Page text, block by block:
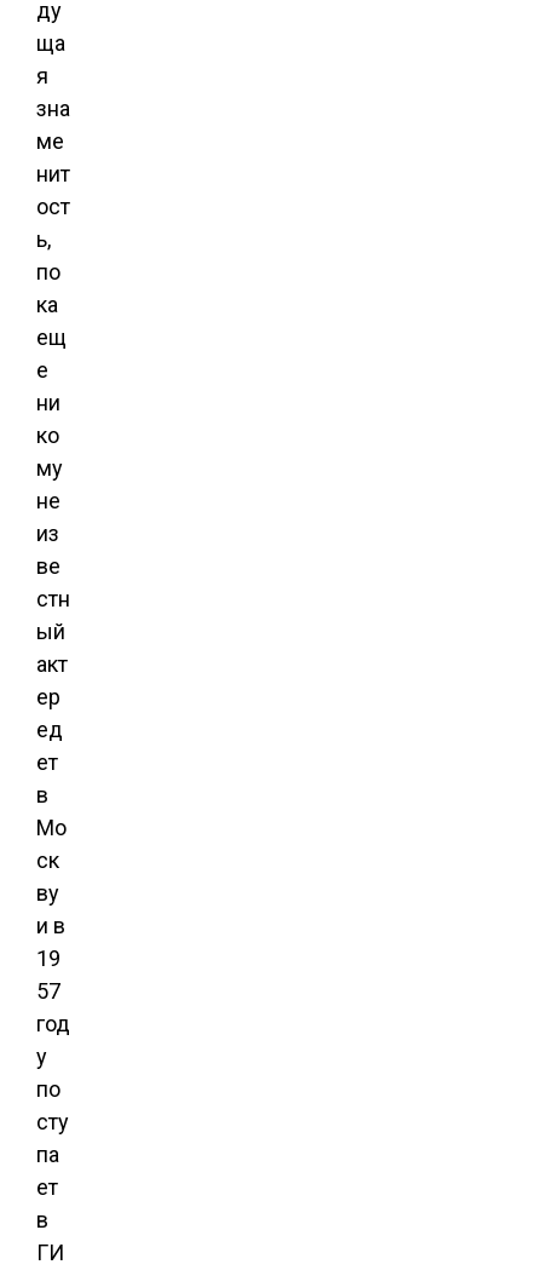
ду
ща
я
зна
ме
нит
ост
ь,
по
ка
ещ
е
ни
ко
му
не
из
ве
стн
ый
акт
ер
ед
ет
в
Мо
ск
ву
и в
19
57
год
у
по
сту
па
ет
в
ГИ